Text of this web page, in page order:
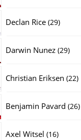
Declan Rice 2929
Darwin Nunez 2929
Christian Eriksen 2222
Benjamin Pavard 2626
Axel Witsel 1616